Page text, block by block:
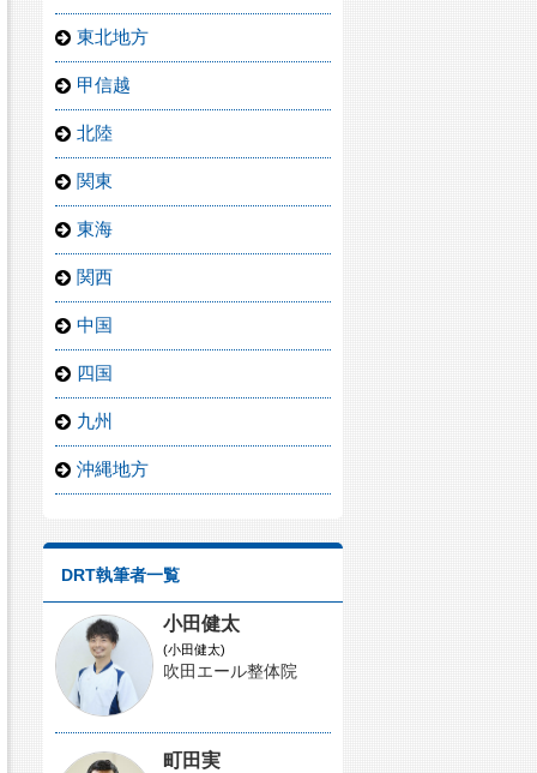
東北地方
甲信越
北陸
関東
東海
関西
中国
四国
九州
沖縄地方
DRT執筆者一覧
小田健太
(小田健太)
吹田エール整体院
町田実